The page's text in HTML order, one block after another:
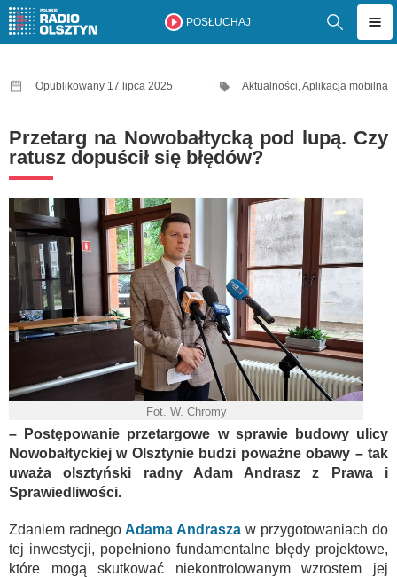
POSŁUCHAJ
Opublikowany 17 lipca 2025 Aktualności,Aplikacja mobilna
Przetarg na Nowobałtycką pod lupą. Czy
ratusz dopuścił się błędów?
Fot. W. Chromy
– Postępowanie przetargowe w sprawie budowy ulicy
Nowobałtyckiej w Olsztynie budzi poważne obawy – tak
uważa olsztyński radny Adam Andrasz z Prawa i
Sprawiedliwości.
Zdaniem radnego Adama Andrasza w przygotowaniach do
tej inwestycji, popełniono fundamentalne błędy projektowe,
które mogą skutkować niekontrolowanym wzrostem jej